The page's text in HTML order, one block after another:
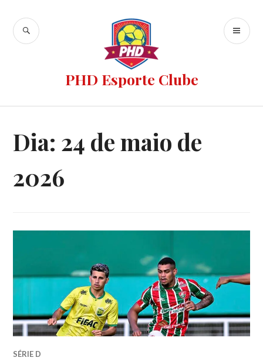
PHD Esporte Clube
Dia: 24 de maio de
2026
SÉRIE D